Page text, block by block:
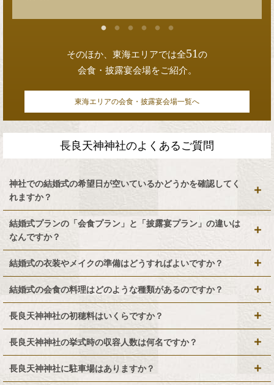
そのほか、東海エリアでは全51の
会食・披露宴会場をご紹介。
東海エリアの会食・披露宴会場一覧へ
長良天神神社のよくあるご質問
神社での結婚式の希望日が空いているかどうかを確認してく
れますか？
結婚式プランの「会食プラン」と「披露宴プラン」の違いは
なんですか？
結婚式の衣装やメイクの準備はどうすればよいですか？
結婚式の会食の料理はどのような種類があるのですか？
長良天神神社の初穂料はいくらですか？
長良天神神社の挙式時の収容人数は何名ですか？
長良天神神社に駐車場はありますか？